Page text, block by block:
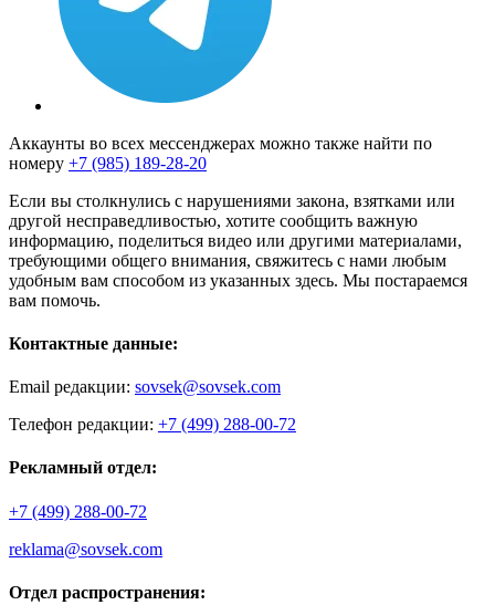
Аккаунты во всех мессенджерах можно также найти по
номеру +7 (985) 189-28-20
Если вы столкнулись с нарушениями закона, взятками или
другой несправедливостью, хотите сообщить важную
информацию, поделиться видео или другими материалами,
требующими общего внимания, свяжитесь с нами любым
удобным вам способом из указанных здесь. Мы постараемся
вам помочь.
Контактные данные:
Email редакции: sovsek@sovsek.com
Телефон редакции: +7 (499) 288-00-72
Рекламный отдел:
+7 (499) 288-00-72
reklama@sovsek.com
Отдел распространения: